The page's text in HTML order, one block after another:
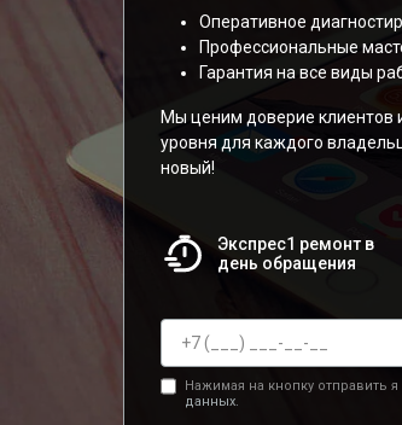
Оперативное
Профессиональные
Гарантия на все виды
Мы ценим доверие клиентов
уровня для каждого
новый!
Экспрес1 ремонт в
день обращения
Нажимая на кнопку отправить
данных.